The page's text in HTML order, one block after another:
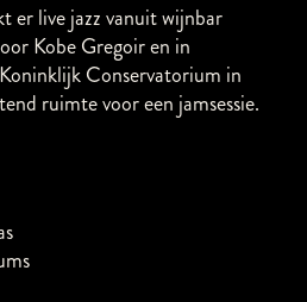
er live jazz vanuit wijnbar
Kobe Gregoir en in
Conservatorium in
ruimte voor een jamsessie.